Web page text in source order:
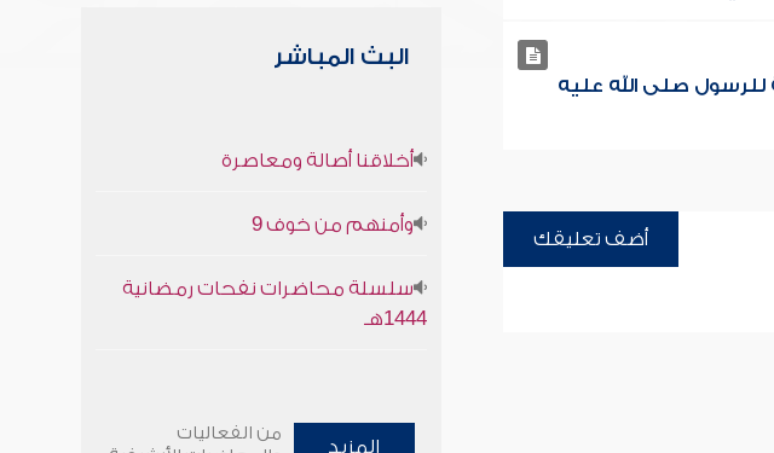
للرسول صلى الله عليه
أضف تعليقك
البث المباشر
أخلاقنا أصالة ومعاصرة
وأمنهم من خوف 9
سلسلة محاضرات نفحات رمضانية
1444هـ
المزيد
من الفعاليات